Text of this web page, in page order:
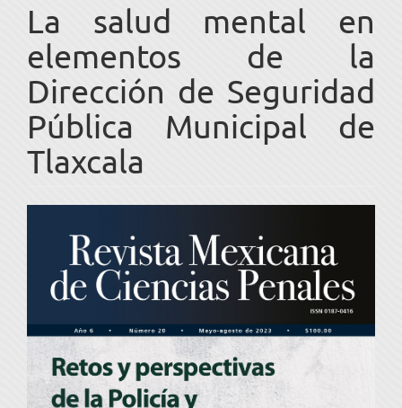
La salud mental en
elementos de la
Dirección de Seguridad
Pública Municipal de
Tlaxcala
lateral
del
artículo